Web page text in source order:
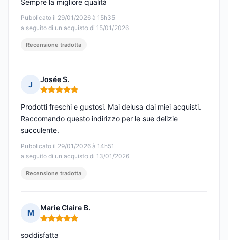
Pubblicato il 29/01/2026 à 15h35
a seguito di un acquisto di 15/01/2026
Sempre la migliore qualità
Recensione tradotta
J
Josée S.
Nota: 5 su 5
Pubblicato il 29/01/2026 à 14h51
a seguito di un acquisto di 13/01/2026
Prodotti freschi e gustosi. Mai delusa dai miei acquisti.
Raccomando questo indirizzo per le sue delizie
succulente.
Recensione tradotta
M
Marie Claire B.
Nota: 5 su 5
soddisfatta